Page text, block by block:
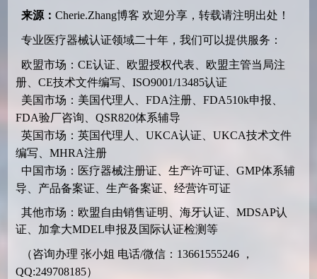
来源： Cherie.Zhang博客 欢迎分享，转载请注明出处！
专业医疗器械认证领域二十年，我们可以提供服务：
欧盟市场：CE认证、欧盟授权代表、欧盟主管当局注
册、CE技术文件编写、ISO9001/13485认证
美国市场：美国代理人、FDA注册、FDA510k申报、
FDA验厂咨询、QSR820体系辅导
英国市场：英国代理人、UKCA认证、UKCA技术文件
编写、MHRA注册
中国市场：医疗器械注册证、生产许可证、GMP体系辅
导、产品备案证、生产备案证、经营许可证
其他市场：欧盟自由销售证明、海牙认证、MDSAP认
证、加拿大MDEL申报及国际认证检测等
（咨询办理 张小姐 电话/微信：13661555246 ，
QQ:249708185）